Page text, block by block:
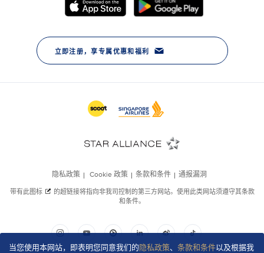
当您使用本网站，即表明您同意我们的隐私政策、 条款和条件以及根据我